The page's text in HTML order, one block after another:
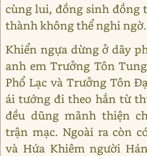
cùng lui, đồng sinh đồng
thành không thể nghi ngờ.
Khiển ngựa dừng ở dãy
anh em Trưởng Tôn
Phổ Lạc và Trưởng Tôn
ái tướng đi theo hắn từ
đều dũng mãnh thiện
trận mạc. Ngoài ra còn
và Hứa Khiêm người